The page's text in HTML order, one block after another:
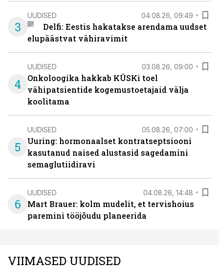
3
UUDISED 04.08.26, 09:49
Delfi: Eestis hakatakse arendama uudset
elupäästvat vähiravimit
4
UUDISED 03.08.26, 09:00
Onkoloogika hakkab KÜSKi toel
vähipatsientide kogemustoetajaid välja
koolitama
5
UUDISED 05.08.26, 07:00
Uuring: hormonaalset kontratseptsiooni
kasutanud naised alustasid sagedamini
semaglutiidiravi
6
UUDISED 04.08.26, 14:48
Mart Brauer: kolm mudelit, et tervishoius
paremini tööjõudu planeerida
VIIMASED UUDISED